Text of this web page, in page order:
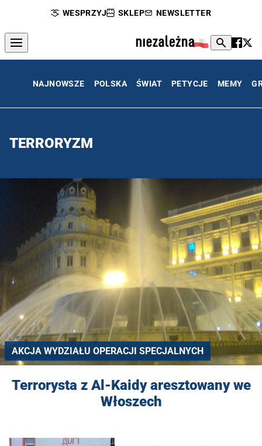
WESPRZYJ SKLEP NEWSLETTER
NAJNOWSZE POLSKA ŚWIAT PETYCJE MEMY
TERRORYZM
AKCJA WYDZIAŁU OPERACJI SPECJALNYCH
Terrorysta z Al-Kaidy aresztowany we
Włoszech